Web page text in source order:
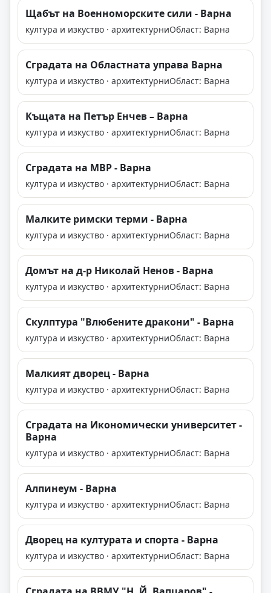
Щабът на Военноморските сили - Варна
култура и изкуство · архитектурниОбласт: Варна
Сградата на Областната управа Варна
култура и изкуство · архитектурниОбласт: Варна
Къщата на Петър Енчев – Варна
култура и изкуство · архитектурниОбласт: Варна
Сградата на МВР - Варна
култура и изкуство · архитектурниОбласт: Варна
Малките римски терми - Варна
култура и изкуство · архитектурниОбласт: Варна
Домът на д-р Николай Ненов - Варна
култура и изкуство · архитектурниОбласт: Варна
Скулптура "Влюбените дракони" - Варна
култура и изкуство · архитектурниОбласт: Варна
Малкият дворец - Варна
култура и изкуство · архитектурниОбласт: Варна
Сградата на Икономически университет -
Варна
култура и изкуство · архитектурниОбласт: Варна
Алпинеум - Варна
култура и изкуство · архитектурниОбласт: Варна
Дворец на културата и спорта - Варна
култура и изкуство · архитектурниОбласт: Варна